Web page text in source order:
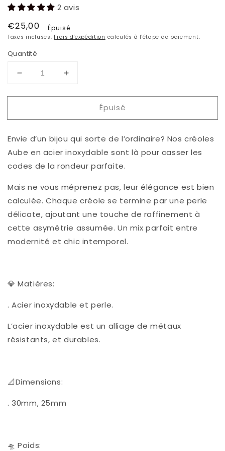
2 avis
Prix
habituel
€25,00 Épuisé
Taxes incluses. Frais d'expédition calculés à l'étape de paiement.
Quantité
Réduire
quantité
Boucle
Augmenter
quantité
Boucle
Épuisé
Envie d’un bijou qui sorte de l’ordinaire? Nos créoles
Aube en acier inoxydable sont là pour casser les
codes de la rondeur parfaite.
Mais ne vous méprenez pas, leur élégance est bien
calculée. Chaque créole se termine par une perle
délicate, ajoutant une touche de raffinement à
cette asymétrie assumée. Un mix parfait entre
modernité et chic intemporel.
💎 Matières:
. Acier inoxydable et perle.
L’acier inoxydable est un alliage de métaux
résistants, et durables.
📐Dimensions:
. 30mm, 25mm
🛸 Poids: